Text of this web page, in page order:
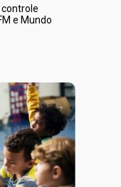
e Mundo